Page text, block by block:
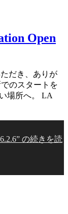
Open
だき、ありが
のスタートを
所へ。 LA
の続きを読